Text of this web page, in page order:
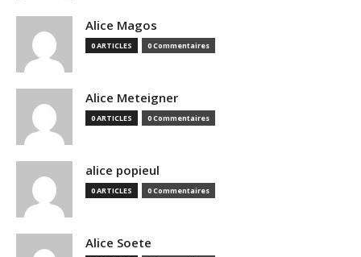
Alice Magos
0 ARTICLES 0 Commentaires
Alice Meteigner
0 ARTICLES 0 Commentaires
alice popieul
0 ARTICLES 0 Commentaires
Alice Soete